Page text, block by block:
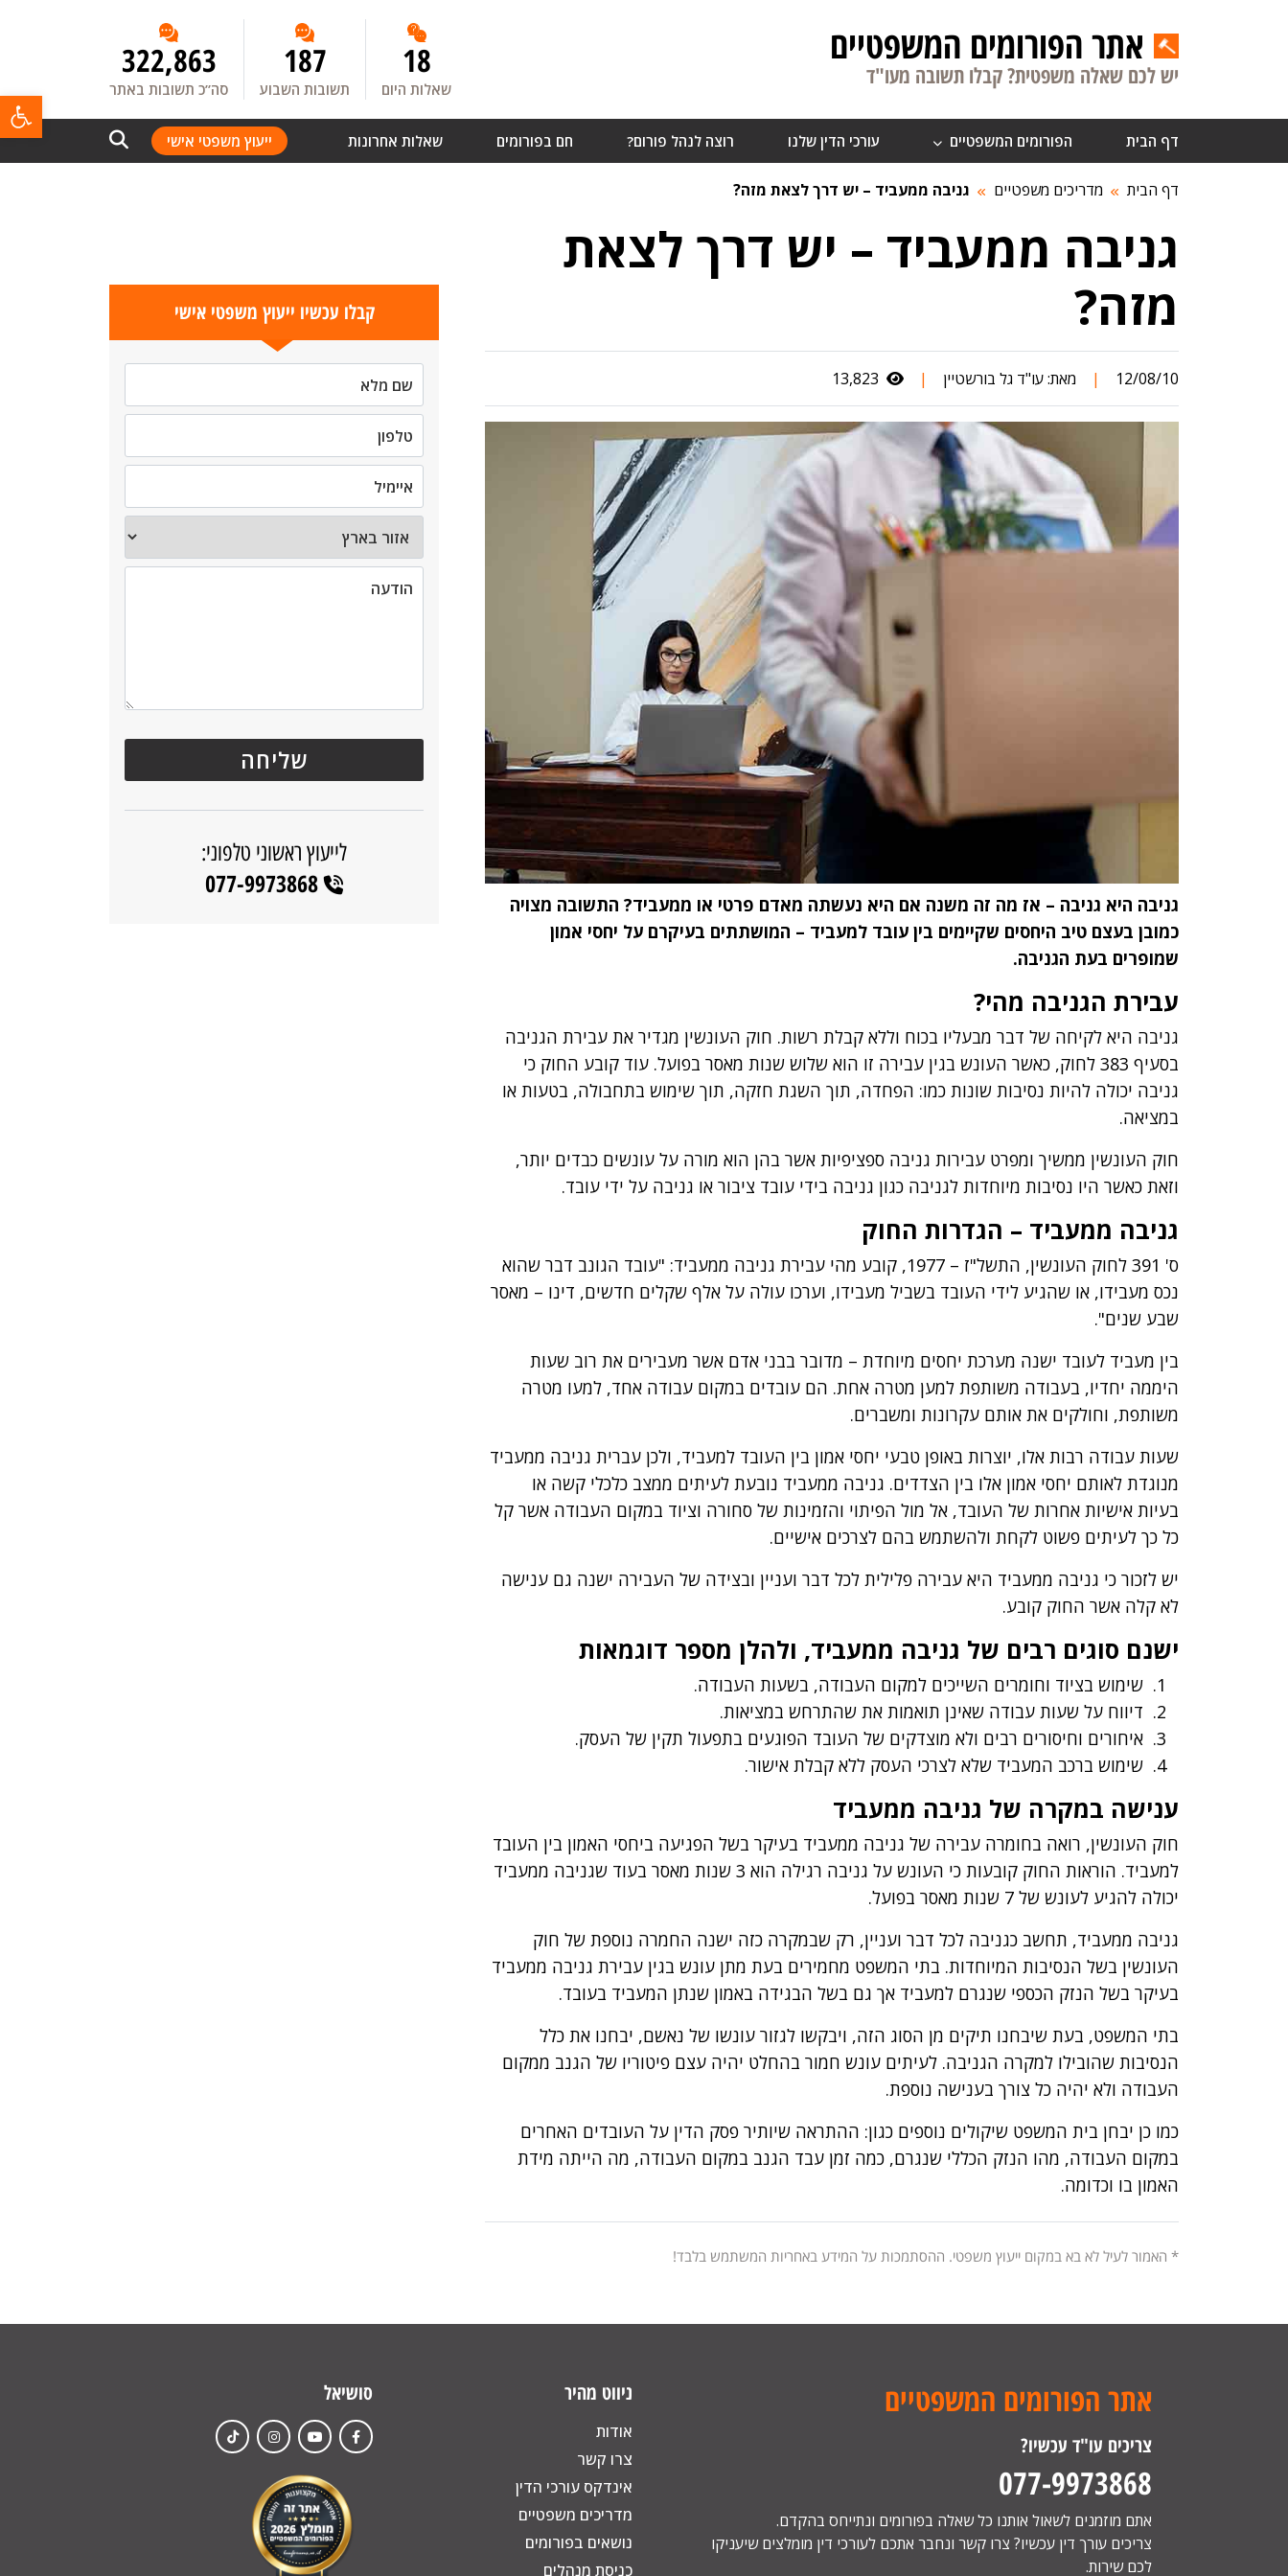
אתר הפורומים המשפטיים
יש לכם שאלה משפטית? קבלו תשובה מעו"ד 18
שאלות היום
187
תשובות השבוע
322,863
סה”כ תשובות באתר
דף הבית הפורומים המשפטיים עורכי הדין שלנו רוצה לנהל פורום? חם בפורומים שאלות אחרונות ייעוץ משפטי אישי
דף הבית מדריכים משפטיים גניבה ממעביד – יש דרך לצאת מזה?
גניבה ממעביד – יש דרך לצאת
מזה?
12/08/10
| מאת:עו"ד גל בורשטיין |
גניבה היא גניבה – אז מה זה משנה אם היא נעשתה מאדם פרטי או ממעביד? התשובה מצויה
כמובן בעצם טיב היחסים שקיימים בין עובד למעביד – המושתתים בעיקרם על יחסי אמון
שמופרים בעת הגניבה.
עבירת הגניבה מהי?
גניבה היא לקיחה של דבר מבעליו בכוח וללא קבלת רשות. חוק העונשין מגדיר את עבירת הגניבה
בסעיף 383 לחוק, כאשר העונש בגין עבירה זו הוא שלוש שנות מאסר בפועל. עוד קובע החוק כי
גניבה יכולה להיות נסיבות שונות כמו: הפחדה, תוך השגת חזקה, תוך שימוש בתחבולה, בטעות או
במציאה.
חוק העונשין ממשיך ומפרט עבירות גניבה ספציפיות אשר בהן הוא מורה על עונשים כבדים יותר,
וזאת כאשר היו נסיבות מיוחדות לגניבה כגון גניבה בידי עובד ציבור או גניבה על ידי עובד.
גניבה ממעביד – הגדרות החוק
ס' 391 לחוק העונשין, התשל"ז – 1977, קובע מהי עבירת גניבה ממעביד: "עובד הגונב דבר שהוא
נכס מעבידו, או שהגיע לידי העובד בשביל מעבידו, וערכו עולה על אלף שקלים חדשים, דינו – מאסר
שבע שנים".
בין מעביד לעובד ישנה מערכת יחסים מיוחדת – מדובר בבני אדם אשר מעבירים את רוב שעות
היממה יחדיו, בעבודה משותפת למען מטרה אחת. הם עובדים במקום עבודה אחד, למעו מטרה
משותפת, וחולקים את אותם עקרונות ומשברים.
שעות עבודה רבות אלו, יוצרות באופן טבעי יחסי אמון בין העובד למעביד, ולכן עברית גניבה ממעביד
מנוגדת לאותם יחסי אמון אלו בין הצדדים. גניבה ממעביד נובעת לעיתים ממצב כלכלי קשה או
בעיות אישיות אחרות של העובד, אל מול הפיתוי והזמינות של סחורה וציוד במקום העבודה אשר קל
כל כך לעיתים פשוט לקחת ולהשתמש בהם לצרכים אישיים.
יש לזכור כי גניבה ממעביד היא עבירה פלילית לכל דבר ועניין ובצידה של העבירה ישנה גם ענישה
לא קלה אשר החוק קובע.
ישנם סוגים רבים של גניבה ממעביד, ולהלן מספר דוגמאות
שימוש בציוד וחומרים השייכים למקום העבודה, בשעות העבודה.
דיווח על שעות עבודה שאינן תואמות את שהתרחש במציאות.
איחורים וחיסורים רבים ולא מוצדקים של העובד הפוגעים בתפעול תקין של העסק.
שימוש ברכב המעביד שלא לצרכי העסק ללא קבלת אישור.
ענישה במקרה של גניבה ממעביד
חוק העונשין, רואה בחומרה עבירה של גניבה ממעביד בעיקר בשל הפגיעה ביחסי האמון בין העובד
למעביד. הוראות החוק קובעות כי העונש על גניבה רגילה הוא 3 שנות מאסר בעוד שגניבה ממעביד
יכולה להגיע לעונש של 7 שנות מאסר בפועל.
גניבה ממעביד, תחשב כגניבה לכל דבר ועניין, רק שבמקרה כזה ישנה החמרה נוספת של חוק
העונשין בשל הנסיבות המיוחדות. בתי המשפט מחמירים בעת מתן עונש בגין עבירת גניבה ממעביד
בעיקר בשל הנזק הכספי שנגרם למעביד אך גם בשל הבגידה באמון שנתן המעביד בעובד.
בתי המשפט, בעת שיבחנו תיקים מן הסוג הזה, ויבקשו לגזור עונשו של נאשם, יבחנו את כלל
הנסיבות שהובילו למקרה הגניבה. לעיתים עונש חמור בהחלט יהיה עצם פיטוריו של הגנב ממקום
העבודה ולא יהיה כל צורך בענישה נוספת.
כמו כן יבחן בית המשפט שיקולים נוספים כגון: ההתראה שיותיר פסק הדין על העובדים האחרים
במקום העבודה, מהו הנזק הכללי שנגרם, כמה זמן עבד הגנב במקום העבודה, מה הייתה מידת
האמון בו וכדומה.
* האמור לעיל לא בא במקום ייעוץ משפטי. ההסתמכות על המידע באחריות המשתמש בלבד!
קבלו עכשיו ייעוץ משפטי אישי
לייעוץ ראשוני טלפוני:
077-9973868
אתר הפורומים המשפטיים
צריכים עו"ד עכשיו?
077-9973868
אתם מוזמנים לשאול אותנו כל שאלה בפורומים ונתייחס בהקדם.
צריכים עורך דין עכשיו? צרו קשר ונחבר אתכם לעורכי דין מומלצים שיעניקו
לכם שירות.
ניווט מהיר
אודות
צרו קשר
אינדקס עורכי הדין
מדריכים משפטיים
נושאים בפורומים
כניסת מנהלים
סושיאל